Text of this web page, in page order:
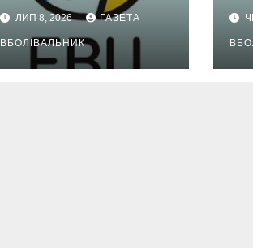
ЛИП 8, 2026 ГАЗЕТА
ВБОЛІВАЛЬНИК